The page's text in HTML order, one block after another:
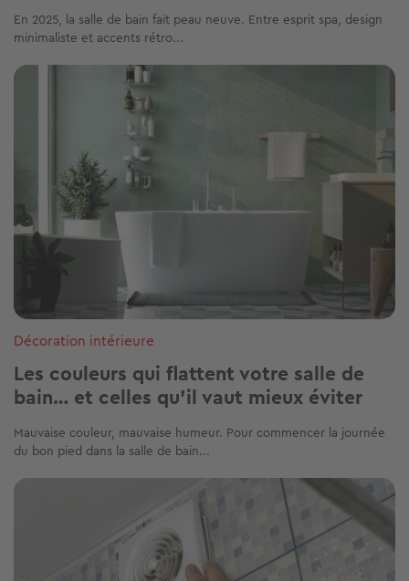
En 2025, la salle de bain fait peau neuve. Entre esprit spa, design
minimaliste et accents rétro...
Image
Décoration intérieure
Les couleurs qui flattent votre salle de
bain… et celles qu'il vaut mieux éviter
Mauvaise couleur, mauvaise humeur. Pour commencer la journée
du bon pied dans la salle de bain...
Image